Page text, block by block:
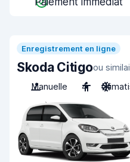
Enregistrement en ligne
Skoda Citigoou
Manuelle
4